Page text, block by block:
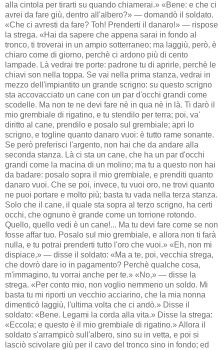
alla cintola per tirarti su quando chiamerai.» «Bene: e che ci
avrei da fare giù, dentro all'albero?» — domandò il soldato.
«Che ci avresti da fare? Toh! Prenderti il danaro!» — rispose
la strega. «Hai da sapere che appena sarai in fondo al
tronco, ti troverai in un ampio sotterraneo; ma laggiù, però, è
chiaro come di giorno, perchè ci ardono più di cento
lampade. Là vedrai tre porte: padrone tu di aprirle, perchè le
chiavi son nella toppa. Se vai nella prima stanza, vedrai in
mezzo dell'impiantito un grande scrigno: su questo scrigno
sta accovacciato un cane con un par d'occhi grandi come
scodelle. Ma non te ne devi fare nè in qua nè in là. Ti darò il
mio grembiale di rigatino, e tu stendilo per terra; poi, va'
diritto al cane, prendilo e posalo sul grembiale; apri lo
scrigno, e togline quanto danaro vuoi: è tutto rame sonante.
Se però preferisci l'argento, non hai che da andare alla
seconda stanza. Là ci sta un cane, che ha un par d'occhi
grandi come la macina di un molino; ma tu a questo non hai
da badare: posalo sopra il mio grembiale, e prenditi quanto
danaro vuoi. Che se poi, invece, tu vuoi oro, ne trovi quanto
ne puoi portare e molto più; basta tu vada nella terza stanza.
Solo che il cane, il quale sta sopra al terzo scrigno, ha certi
occhi, che ognuno è grande come un torrione rotondo.
Quello, quello vedi è un cane!... Ma tu devi fare come se non
fosse affar tuo. Posalo sul mio grembiale, e allora non ti farà
nulla, e tu potrai prenderti tutto l'oro che vuoi.» «Eh, non mi
dispiace,» — disse il soldato: «Ma a te, poi, vecchia strega,
che dovrò dare io in pagamento? Perchè qualche cosa,
m'immagino, tu vorrai anche per te.» «No,» — disse la
strega. «Per conto mio, non voglio nemmeno un soldo. Mi
basta tu mi riporti un vecchio acciarino, che la mia nonna
dimenticò laggiù, l'ultima volta che ci andò.» Disse il
soldato: «Bene. Legami la corda alla vita.» Disse la strega:
«Eccola; e questo è il mio grembiale di rigatino.» Allora il
soldato s'arrampicò sull'albero, sino su in vetta, e poi si
lasciò scivolare giù per il cavo del tronco sino in fondo; ed